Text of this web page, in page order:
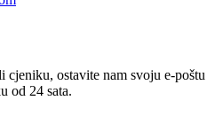
ostavite nam svoju e-poštu
od 24 sata.